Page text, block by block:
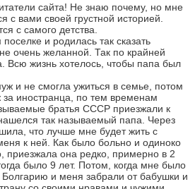
сайта! Не знаю почему, но мне
с вами своей грустной историей.
с самого детства.
и родилась так сказать
очень желанной. Так по крайней
Всю жизнь хотелось, чтобы папа был
и не смогла ужиться в семье, потом
иностранца, по тем временам
братья СССР приезжали к
так называемый папа. Через
что лучше мне будет жить с
к ней. Как было больно и одиноко
приезжала она редко, примерно в 2
было 9 лет. Потом, когда мне было
и меня забрали от бабушки и